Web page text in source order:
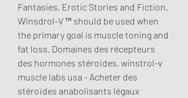
Fantasies, Erotic Stories and Fiction.
Winsdrol-V ™ should be used when
the primary goal is muscle toning and
fat loss. Domaines des récepteurs
des hormones stéroïdes, winstrol-v
muscle labs usa - Acheter des
stéroïdes anabolisants légaux